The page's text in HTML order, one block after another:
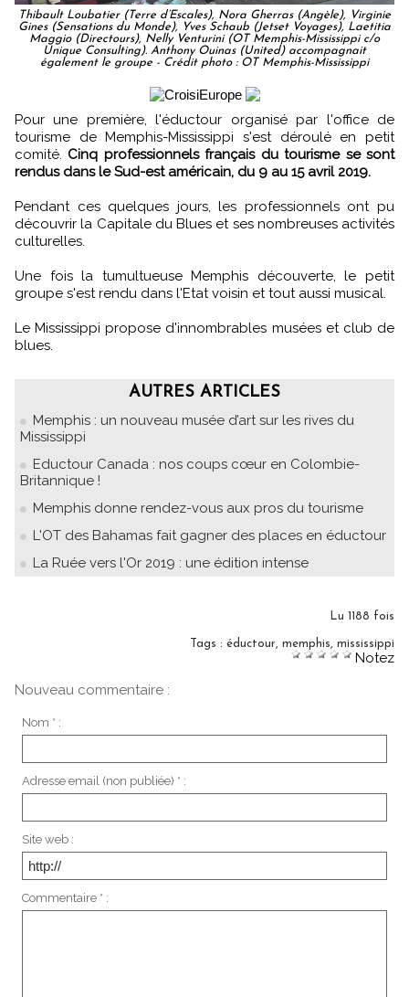
Thibault Loubatier (Terre d’Escales), Nora Gherras (Angèle), Virginie
Gines (Sensations du Monde), Yves Schaub (Jetset Voyages), Laetitia
Maggio (Directours), Nelly Venturini (OT Memphis-Mississippi c/o
Unique Consulting). Anthony Ouinas (United) accompagnait
également le groupe - Crédit photo : OT Memphis-Mississippi
Pour une première, l'éductour organisé par l'office de
tourisme de Memphis-Mississippi s'est déroulé en petit
comité. Cinq professionnels français du tourisme se sont
rendus dans le Sud-est américain, du 9 au 15 avril 2019.
Pendant ces quelques jours, les professionnels ont pu
découvrir la Capitale du Blues et ses nombreuses activités
culturelles.
Une fois la tumultueuse Memphis découverte, le petit
groupe s'est rendu dans l'Etat voisin et tout aussi musical.
Le Mississippi propose d'innombrables musées et club de
blues.
AUTRES ARTICLES
Memphis : un nouveau musée d’art sur les rives du
Mississippi
Eductour Canada : nos coups cœur en Colombie-
Britannique !
Memphis donne rendez-vous aux pros du tourisme
L'OT des Bahamas fait gagner des places en éductour
La Ruée vers l'Or 2019 : une édition intense
Lu 1188 fois
Tags : éductour, memphis, mississippi
Notez
Nouveau commentaire :
Nom * :
Adresse email (non publiée) * :
Site web :
Commentaire * :